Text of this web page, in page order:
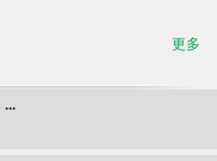
更多
...